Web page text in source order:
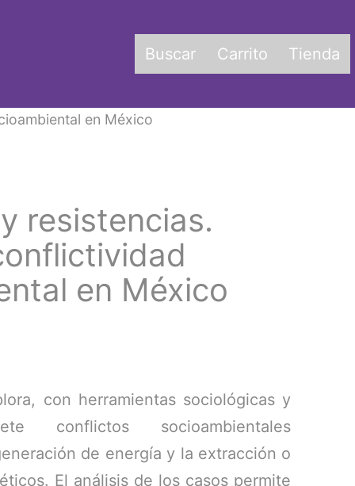
Buscar Carrito Tienda
en México
resistencias.
en México
con herramientas sociológicas y
conflictos socioambientales
de energía y la extracción o
El análisis de los casos permite